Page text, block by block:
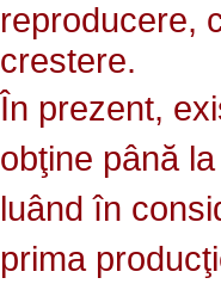
reproducere,
crestere.
În prezent,
obţine până
luând în
prima